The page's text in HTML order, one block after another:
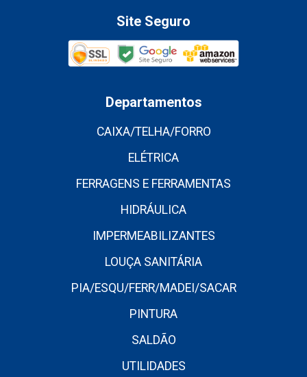
Site Seguro
Departamentos
CAIXA/TELHA/FORRO
ELÉTRICA
FERRAGENS E FERRAMENTAS
HIDRÁULICA
IMPERMEABILIZANTES
LOUÇA SANITÁRIA
PIA/ESQU/FERR/MADEI/SACAR
PINTURA
SALDÃO
UTILIDADES